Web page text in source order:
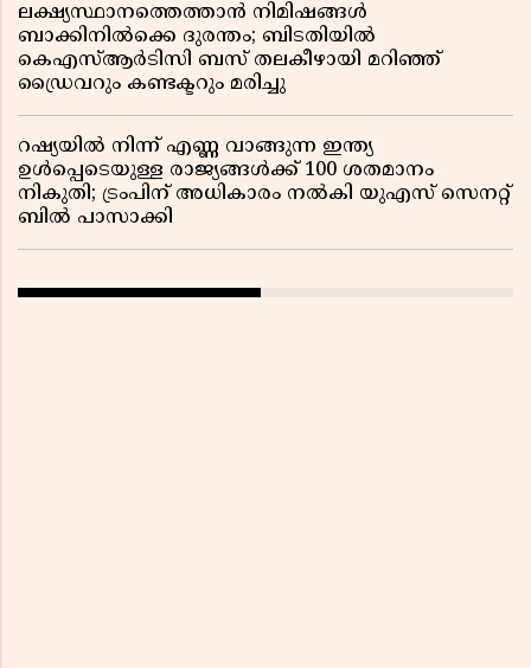
ലക്ഷ്യസ്ഥാനത്തെത്താൻ നിമിഷങ്ങൾ
ബാക്കിനിൽക്കെ ദുരന്തം; ബിടതിയിൽ
കെഎസ്ആർടിസി ബസ് തലകീഴായി മറിഞ്ഞ്
ഡ്രൈവറും കണ്ടക്ടറും മരിച്ചു
റഷ്യയിൽ നിന്ന് എണ്ണ വാങ്ങുന്ന ഇന്ത്യ
ഉൾപ്പെടെയുള്ള രാജ്യങ്ങൾക്ക് 100 ശതമാനം
നികുതി; ട്രംപിന് അധികാരം നൽകി യുഎസ് സെനറ്റ്
ബിൽ പാസാക്കി